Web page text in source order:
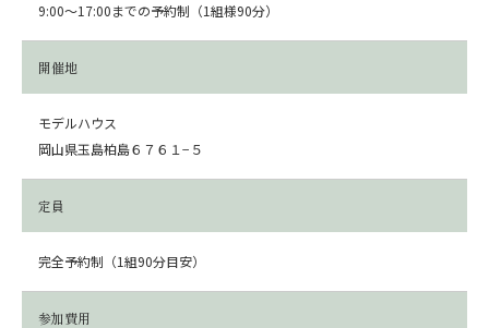
9:00～17:00までの予約制（1組様90分）
開催地
モデルハウス
岡山県玉島柏島６７６１−５
定員
完全予約制（1組90分目安）
参加費用